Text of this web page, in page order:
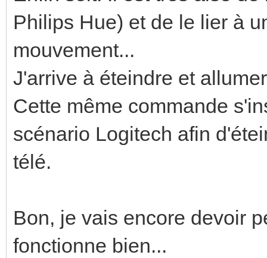
Philips Hue) et de le lier à
mouvement...
J'arrive à éteindre et
Cette même commande
scénario Logitech afin
télé.
Bon, je vais encore devoir
fonctionne bien...